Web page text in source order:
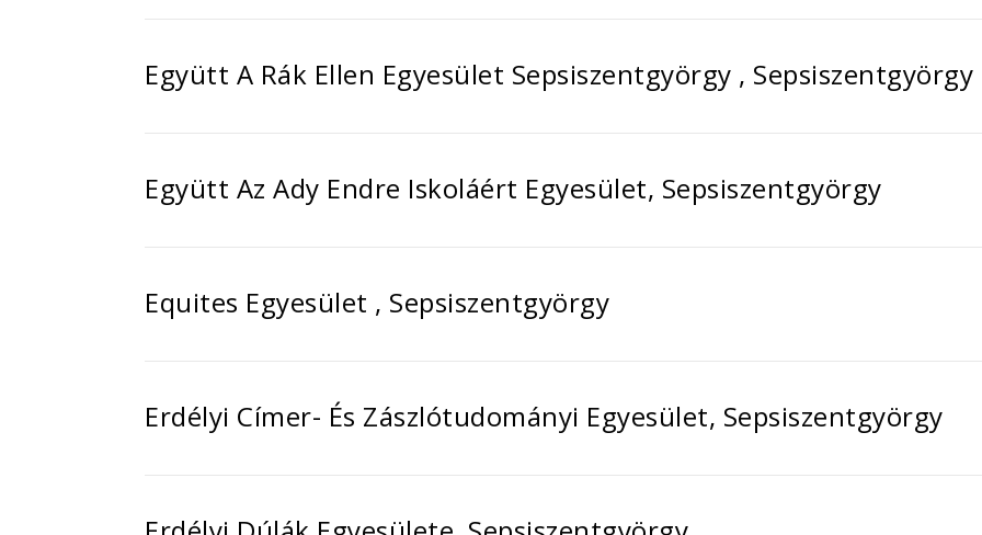
Együtt A Rák Ellen Egyesület Sepsiszentgyörgy , Sepsiszentgyörgy
Együtt Az Ady Endre Iskoláért Egyesület, Sepsiszentgyörgy
Equites Egyesület , Sepsiszentgyörgy
Erdélyi Címer- És Zászlótudományi Egyesület, Sepsiszentgyörgy